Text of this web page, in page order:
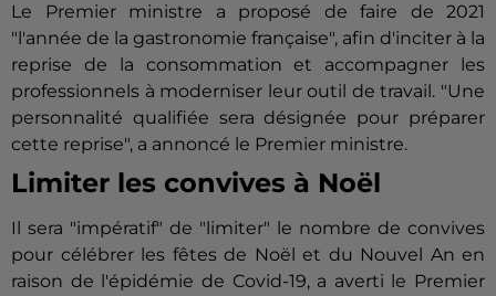
Le Premier ministre a proposé de faire de 2021
"l'année de la gastronomie française", afin d'inciter à la
reprise de la consommation et accompagner les
professionnels à moderniser leur outil de travail. "Une
personnalité qualifiée sera désignée pour préparer
cette reprise", a annoncé le Premier ministre.
Limiter les convives à Noël
Il sera "impératif" de "limiter" le nombre de convives
pour célébrer les fêtes de Noël et du Nouvel An en
raison de l'épidémie de Covid-19, a averti le Premier